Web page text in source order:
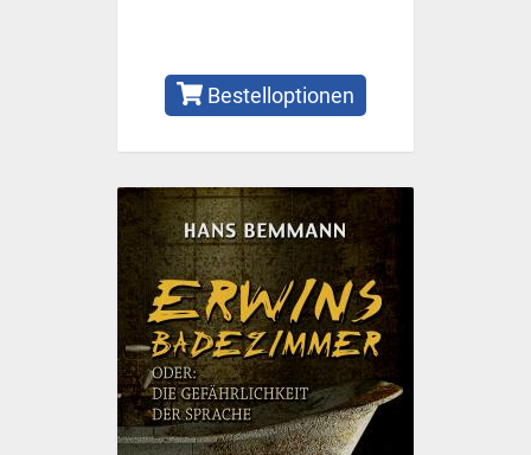
Bestelloptionen